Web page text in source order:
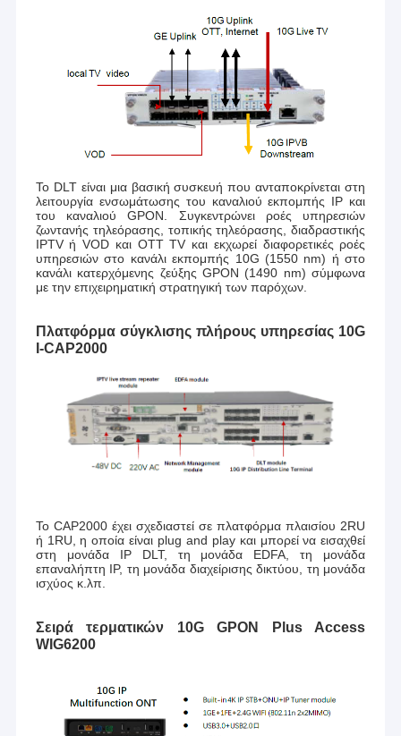
Το DLT είναι μια βασική συσκευή που ανταποκρίνεται στη
λειτουργία ενσωμάτωσης του καναλιού εκπομπής IP και
του καναλιού GPON. Συγκεντρώνει ροές υπηρεσιών
ζωντανής τηλεόρασης, τοπικής τηλεόρασης, διαδραστικής
IPTV ή VOD και OTT TV και εκχωρεί διαφορετικές ροές
υπηρεσιών στο κανάλι εκπομπής 10G (1550 nm) ή στο
κανάλι κατερχόμενης ζεύξης GPON (1490 nm) σύμφωνα
με την επιχειρηματική στρατηγική των παρόχων.
Πλατφόρμα σύγκλισης πλήρους υπηρεσίας 10G
I-CAP2000
Το CAP2000 έχει σχεδιαστεί σε πλατφόρμα πλαισίου 2RU
ή 1RU, η οποία είναι plug and play και μπορεί να εισαχθεί
στη μονάδα IP DLT, τη μονάδα EDFA, τη μονάδα
επαναλήπτη IP, τη μονάδα διαχείρισης δικτύου, τη μονάδα
ισχύος κ.λπ.
Σειρά τερματικών 10G GPON Plus Access
WIG6200